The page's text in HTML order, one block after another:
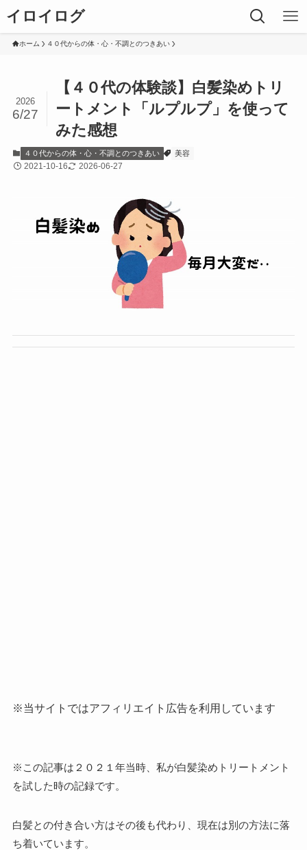
イロイログ
ホーム ４０代からの体・心・不調とのつきあい
【４０代の体験談】白髪染めトリ
ートメント「ルプルプ」を使って
みた感想
2026
6/27
４０代からの体・心・不調とのつきあい 美容
2021-10-16 2026-06-27
※当サイトではアフィリエイト広告を利用しています
※この記事は２０２１年当時、私が白髪染めトリートメント
を試した時の記録です。
白髪との付き合い方はその後も代わり、現在は別の方法に落
ち着いています。